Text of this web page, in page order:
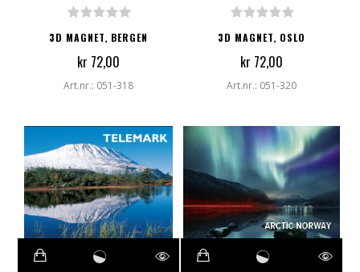
3D MAGNET, BERGEN
kr 72,00
Art.nr.: 051-318
3D MAGNET, OSLO
kr 72,00
Art.nr.: 051-320